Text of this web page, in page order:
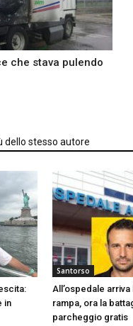
che stava pulendo
dello stesso autore
in
Santorso
All’ospedale
rampa, ora la
parcheggio gratis